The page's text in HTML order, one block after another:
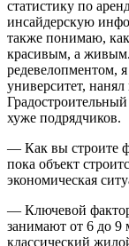
статистику по
инсайдерскую
также понимаю, как
красивым, а живым.
редевелопментом,
университет,
хуже подрядчиков.
— Как вы строите
пока объект
экономическая
— Ключевой
занимают от 6 до 9
классический